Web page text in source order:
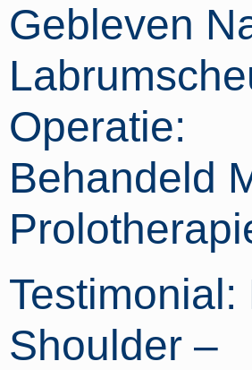
Gebleven
Operatie:
Behandeld
Testimonial:
Shoulder –